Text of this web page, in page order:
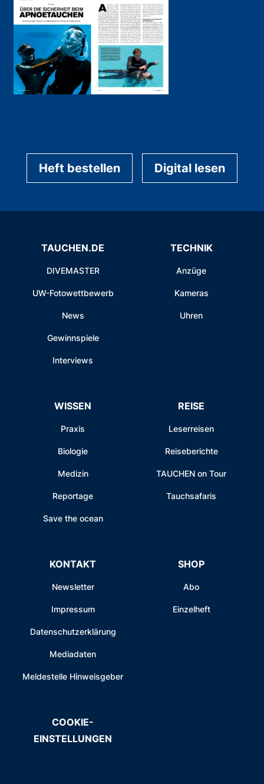
Heft bestellen Digital lesen
TAUCHEN.DE
DIVEMASTER
UW-Fotowettbewerb
News
Gewinnspiele
Interviews
TECHNIK
Anzüge
Kameras
Uhren
WISSEN
Praxis
Biologie
Medizin
Reportage
Save the ocean
REISE
Leserreisen
Reiseberichte
TAUCHEN on Tour
Tauchsafaris
KONTAKT
Newsletter
Impressum
Datenschutzerklärung
Mediadaten
Meldestelle Hinweisgeber
SHOP
Abo
Einzelheft
COOKIE-
EINSTELLUNGEN